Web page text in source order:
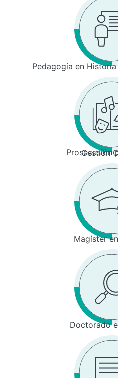
Pedagogía en
Prosecusión
Gestión
Magíster
Doctorado